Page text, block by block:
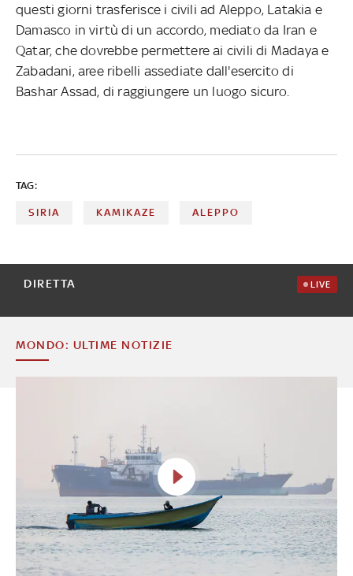
questi giorni trasferisce i civili ad Aleppo, Latakia e
Damasco in virtù di un accordo, mediato da Iran e
Qatar, che dovrebbe permettere ai civili di Madaya e
Zabadani, aree ribelli assediate dall'esercito di
Bashar Assad, di raggiungere un luogo sicuro.
TAG:
SIRIA KAMIKAZE ALEPPO
DIRETTA LIVE
MONDO: ULTIME NOTIZIE